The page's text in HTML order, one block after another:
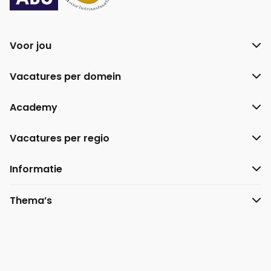
Voor jou
Vacatures per domein
Academy
Vacatures per regio
Informatie
Thema’s